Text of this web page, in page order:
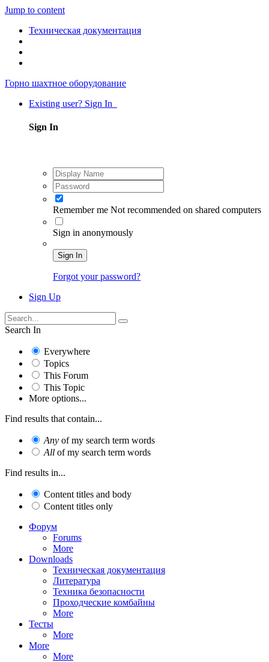
Jump to content
Техническая документация
Горно шахтное оборудование
Existing user? Sign In
Sign In
Remember me Not recommended on shared computers
Sign in anonymously
Sign In
Forgot your password?
Sign Up
Search In
Everywhere
Topics
This Forum
This Topic
More options...
Find results that contain...
Any of my search term words
All of my search term words
Find results in...
Content titles and body
Content titles only
Форум
Forums
More
Downloads
Техническая документация
Литература
Техника безопасности
Проходческие комбайны
More
Тесты
More
More
More